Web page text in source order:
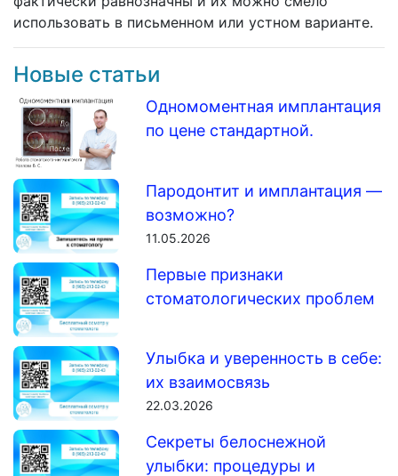
использовать в письменном или устном варианте.
Новые статьи
Одномоментная имплантация
по цене стандартной.
Пародонтит и имплантация —
возможно?
11.05.2026
Первые признаки
стоматологических проблем
Улыбка и уверенность в себе:
их взаимосвязь
22.03.2026
Секреты белоснежной
улыбки: процедуры и